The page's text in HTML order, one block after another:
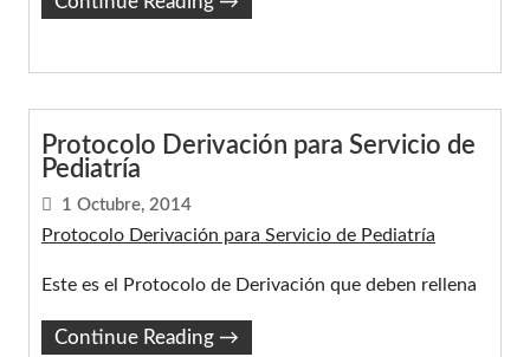
Protocolo Derivación para Servicio de
Pediatría
1 Octubre, 2014
Protocolo Derivación para Servicio de Pediatría
Este es el Protocolo de Derivación que deben rellena
Continue Reading →